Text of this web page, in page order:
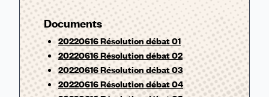
Documents
20220616 Résolution débat 01
20220616 Résolution débat 02
20220616 Résolution débat 03
20220616 Résolution débat 04